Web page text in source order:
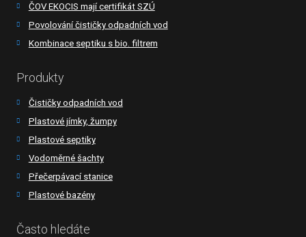
ČOV EKOCIS mají certifikát SZÚ
Povolování čističky odpadních vod
Kombinace septiku s bio. filtrem
Produkty
Čističky odpadních vod
Plastové jímky, žumpy
Plastové septiky
Vodoměrné šachty
Přečerpávací stanice
Plastové bazény
Často hledáte